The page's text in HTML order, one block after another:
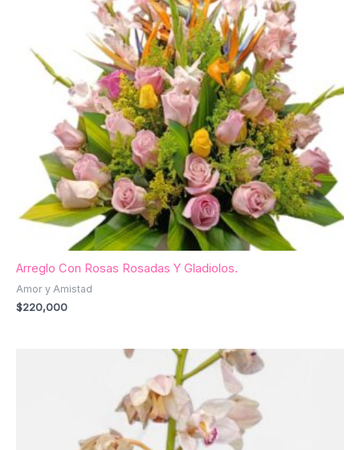
Arreglo Con Rosas Rosadas Y Gladiolos.
Amor y Amistad
$220,000